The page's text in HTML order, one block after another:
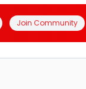
Join Community